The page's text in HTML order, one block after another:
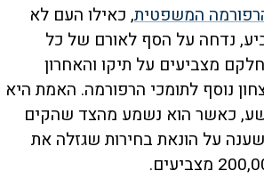
המשפטית, כאילו העם לא
נדחה על הסף לאורם של כל
מצביעים על תיקו והאחרון
נוסף לתומכי הרפורמה. האמת היא
כאשר הוא נשמע מהצד שהקים
על הונאת בחירות שגזלה את